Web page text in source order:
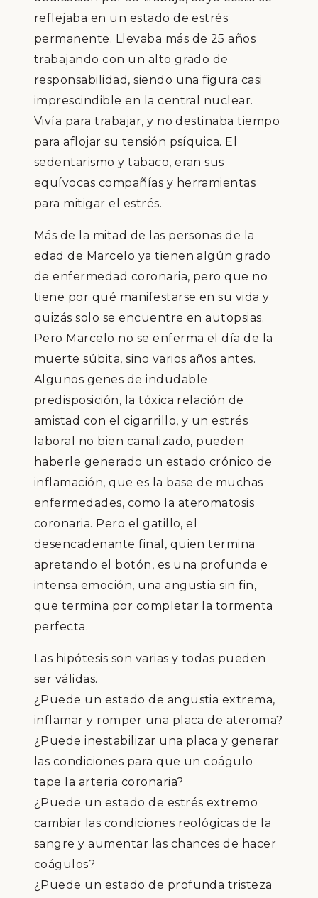
reflejaba en un estado de estrés
permanente. Llevaba más de 25 años
trabajando con un alto grado de
responsabilidad, siendo una figura casi
imprescindible en la central nuclear.
Vivía para trabajar, y no destinaba tiempo
para aflojar su tensión psíquica. El
sedentarismo y tabaco, eran sus
equívocas compañías y herramientas
para mitigar el estrés.
Más de la mitad de las personas de la
edad de Marcelo ya tienen algún grado
de enfermedad coronaria, pero que no
tiene por qué manifestarse en su vida y
quizás solo se encuentre en autopsias.
Pero Marcelo no se enferma el día de la
muerte súbita, sino varios años antes.
Algunos genes de indudable
predisposición, la tóxica relación de
amistad con el cigarrillo, y un estrés
laboral no bien canalizado, pueden
haberle generado un estado crónico de
inflamación, que es la base de muchas
enfermedades, como la ateromatosis
coronaria. Pero el gatillo, el
desencadenante final, quien termina
apretando el botón, es una profunda e
intensa emoción, una angustia sin fin,
que termina por completar la tormenta
perfecta.
Las hipótesis son varias y todas pueden
ser válidas.
¿Puede un estado de angustia extrema,
inflamar y romper una placa de ateroma?
¿Puede inestabilizar una placa y generar
las condiciones para que un coágulo
tape la arteria coronaria?
¿Puede un estado de estrés extremo
cambiar las condiciones reológicas de la
sangre y aumentar las chances de hacer
coágulos?
¿Puede un estado de profunda tristeza